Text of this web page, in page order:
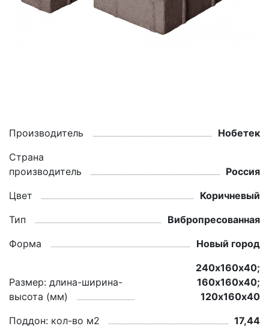
Производитель
Нобетек
Страна
производитель
Россия
Цвет
Коричневый
Тип
Вибропресованная
Форма
Новый город
Размер: длина-ширина-
высота (мм)
240х160х40;
160х160х40;
120х160х40
Поддон: кол-во м2
17,44